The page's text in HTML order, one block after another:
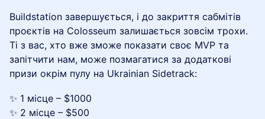
Buildstation завершується, і до закриття сабмітів
проєктів на Colosseum ​залишається зовсім трохи.
Ті з вас, хто вже зможе показати своє MVP та
запітчити нам, може позмагатися за додаткові
призи окрім пулу на Ukrainian Sidetrack:
✨ 1 місце – $1000
✨ 2 місце – $500